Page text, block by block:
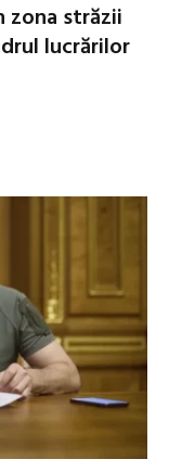
zona străzii
lucrărilor